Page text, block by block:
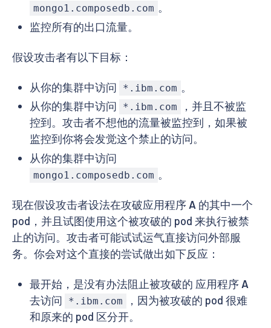
mongo1.composedb.com 。
监控所有的出口流量。
假设攻击者有以下目标：
从你的集群中访问 *.ibm.com 。
从你的集群中访问
*.ibm.com
，并且不被监
控到。攻击者不想他的流量被监控到，如果被
监控到你将会发觉这个禁止的访问。
从你的集群中访问
mongo1.composedb.com 。
现在假设攻击者设法在攻破应用程序 A 的其中一个
pod，并且试图使用这个被攻破的 pod 来执行被禁
止的访问。攻击者可能试试运气直接访问外部服
务。你会对这个直接的尝试做出如下反应：
最开始，是没有办法阻止被攻破的 应用程序 A
去访问
*.ibm.com
，因为被攻破的 pod 很难
和原来的 pod 区分开。